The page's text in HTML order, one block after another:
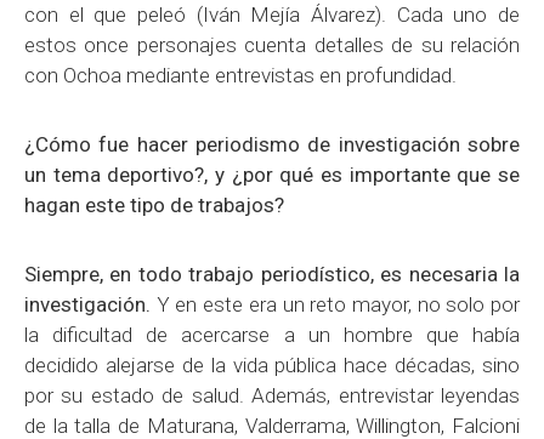
con el que peleó (Iván Mejía Álvarez). Cada uno de
estos once personajes cuenta detalles de su relación
con Ochoa mediante entrevistas en profundidad.
¿Cómo fue hacer periodismo de investigación sobre
un tema deportivo?, y ¿por qué es importante que se
hagan este tipo de trabajos?
Siempre, en todo trabajo periodístico, es necesaria la
investigación. Y en este era un reto mayor, no solo por
la dificultad de acercarse a un hombre que había
decidido alejarse de la vida pública hace décadas, sino
por su estado de salud. Además, entrevistar leyendas
de la talla de Maturana, Valderrama, Willington, Falcioni